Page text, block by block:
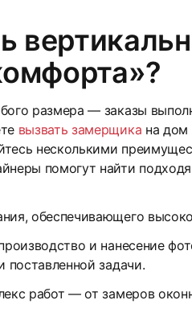
24
размера — заказы
вызвать замерщика на дом
несколькими
помогут найти
обеспечивающего
и нанесение
поставленной задачи.
работ — от замеров